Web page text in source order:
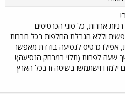
אחרות, כל סוגי הכרטיסים
וללא הגבלת החלפות בכל חברות
אפילו כרטיס לנסיעה בודדת מאפשר
שעה לפחות (תלוי במרחק הנסיעה)!
ילמדו וישתמשו בשיטה זו בכל הארץ